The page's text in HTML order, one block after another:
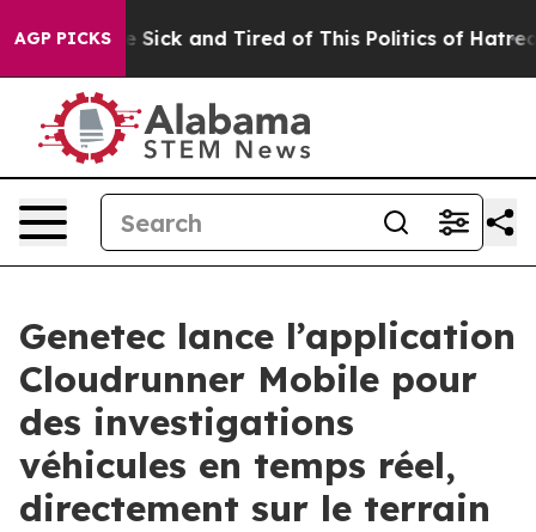
AGP PICKS
Are Sick and Tired of This Politics of Hatred” The
Genetec lance l’application
Cloudrunner Mobile pour
des investigations
véhicules en temps réel,
directement sur le terrain